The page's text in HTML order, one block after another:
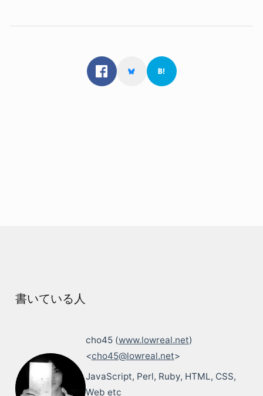
書いている人
cho45 (www.lowreal.net)
<cho45@lowreal.net>
JavaScript, Perl, Ruby, HTML, CSS,
Web etc